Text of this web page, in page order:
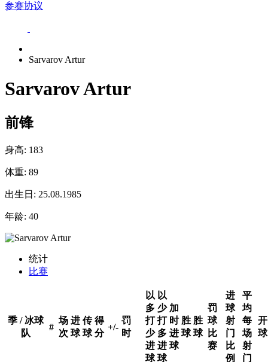
参赛协议
Sarvarov Artur
Sarvarov Artur
前锋
身高: 183
体重: 89
出生日: 25.08.1985
年龄: 40
统计
比赛
季 / 冰球
队
#
场
次
进
球
传
球
得
分
+/-
罚
时
以
多
打
少
进
球
以
少
打
多
进
球
加
时
进
球
胜
球
胜
球
罚
球
比
赛
进
球
射
门
比
例
平
均
每
场
射
门
开
球